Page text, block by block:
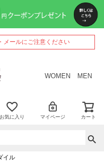
メールにご注意ください
WOMEN MEN
お気に入り マイページ カート
イル